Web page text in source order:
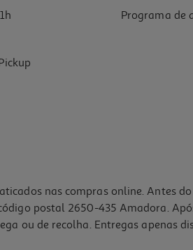
Programa de
nas compras online. Antes
postal 2650-435 Amadora.
ou de recolha. Entregas